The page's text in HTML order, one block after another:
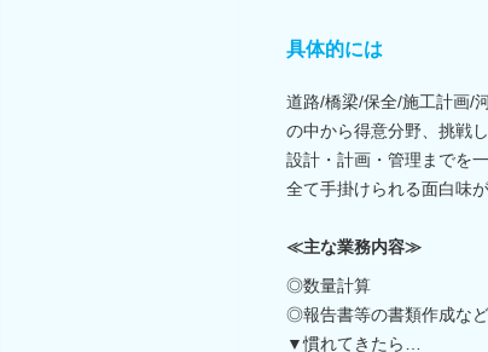
具体的には
道路/橋梁/保全/施工計画/
の中から得意分野、挑戦
設計・計画・管理までを一
全て手掛けられる面白味が
≪主な業務内容≫
◎数量計算
◎報告書等の書類作成など
▼慣れてきたら…